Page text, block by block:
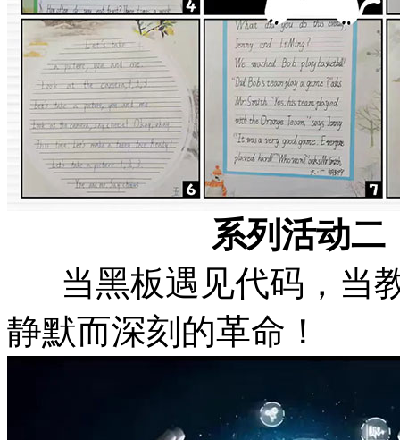
系列活动二
当黑板遇见代码，当
静默而深刻的革命！